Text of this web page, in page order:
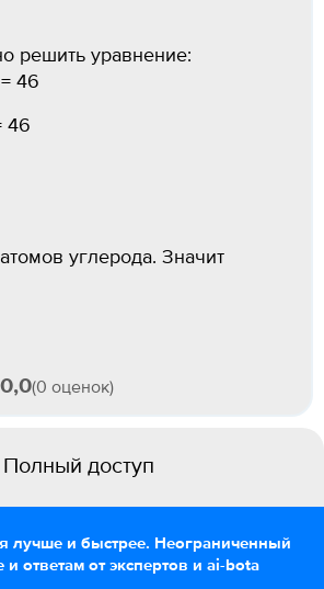
решить уравнение:
46
46
углерода. Значит
0,0(0 оценок)
Полный доступ
лучше и быстрее. Неограниченный
и ответам от экспертов и ai-bota